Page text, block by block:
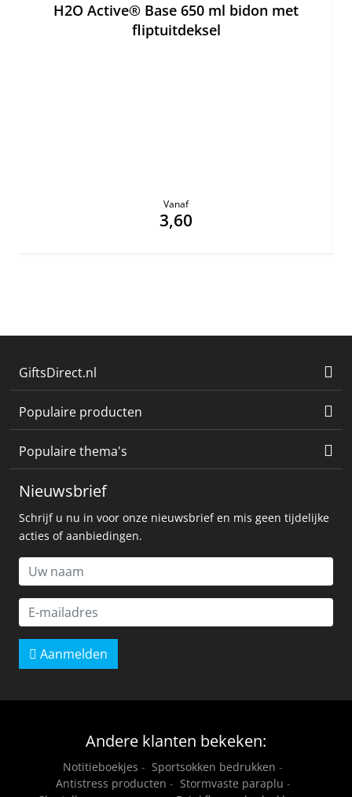
H2O Active® Base 650 ml bidon met
fliptuitdeksel
Vanaf
3,60
GiftsDirect.nl
Populaire producten
Populaire thema's
Nieuwsbrief
Schrijf u nu in voor onze nieuwsbrief en mis geen tijdelijke
acties of aanbiedingen.
Aanmelden
Andere klanten bekeken:
Notitieboekjes - Sportsokken bedrukken -
Antistress producten - Stormvaste paraplu -